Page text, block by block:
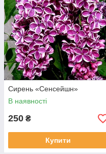
Сирень «Сенсейшн»
В наявності
250 ₴
Купити